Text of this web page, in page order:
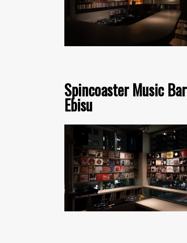
Spincoaster Music Bar
Ebisu